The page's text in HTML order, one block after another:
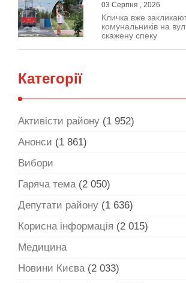
03 Серпня , 2026
Кличка вже
комунальників на
скажену спеку
Категорії
Активісти району (1 952)
Анонси (1 861)
Вибори
Гаряча тема(2 050)
Депутати району (1 636)
Корисна інформація (2 015)
Медицина
Новини Києва(2 033)